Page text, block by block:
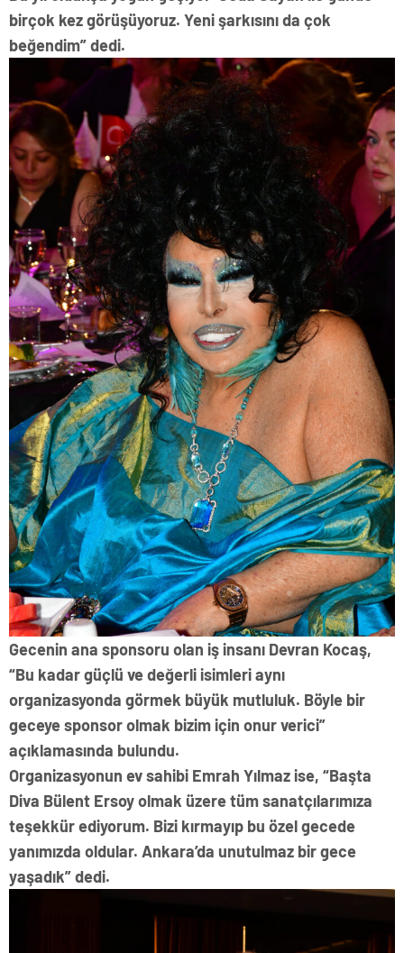
birçok kez görüşüyoruz. Yeni şarkısını da çok
beğendim” dedi.
Gecenin ana sponsoru olan iş insanı Devran Kocaş,
“Bu kadar güçlü ve değerli isimleri aynı
organizasyonda görmek büyük mutluluk. Böyle bir
geceye sponsor olmak bizim için onur verici”
açıklamasında bulundu.
Organizasyonun ev sahibi Emrah Yılmaz ise, “Başta
Diva Bülent Ersoy olmak üzere tüm sanatçılarımıza
teşekkür ediyorum. Bizi kırmayıp bu özel gecede
yanımızda oldular. Ankara’da unutulmaz bir gece
yaşadık” dedi.